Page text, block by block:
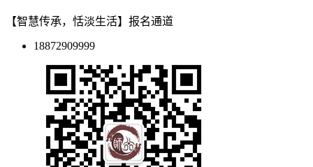
【智慧传承，恬淡生活】报名通道
18872909999